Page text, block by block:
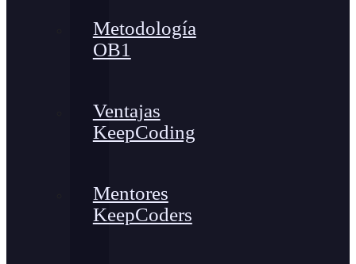
Metodología
OB1
Ventajas
KeepCoding
Mentores
KeepCoders